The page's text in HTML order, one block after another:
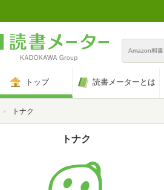
Amazon和書
トップ 読書メーターとは
トップトナク
トナク